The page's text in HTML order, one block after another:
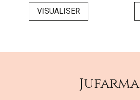
VISUALISER
Jufarma